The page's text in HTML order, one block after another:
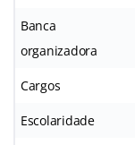
Banca
organizadora
Cargos
Escolaridade